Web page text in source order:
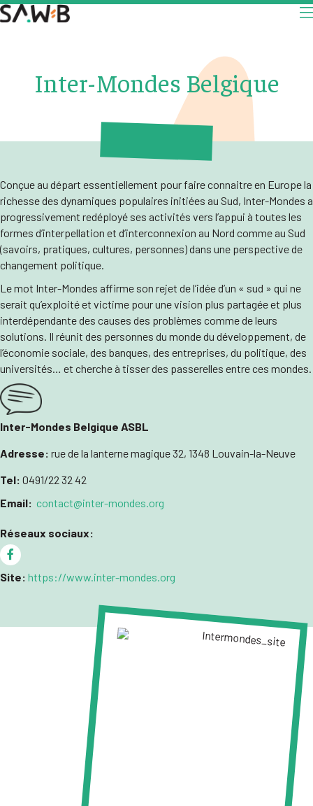
Inter-Mondes Belgique
Conçue au départ essentiellement pour faire connaitre en Europe la
richesse des dynamiques populaires initiées au Sud, Inter-Mondes a
progressivement redéployé ses activités vers l’appui à toutes les
formes d’interpellation et d’interconnexion au Nord comme au Sud
(savoirs, pratiques, cultures, personnes) dans une perspective de
changement politique.
Le mot Inter-Mondes affirme son rejet de l’idée d’un « sud » qui ne
serait qu’exploité et victime pour une vision plus partagée et plus
interdépendante des causes des problèmes comme de leurs
solutions. Il réunit des personnes du monde du développement, de
l’économie sociale, des banques, des entreprises, du politique, des
universités… et cherche à tisser des passerelles entre ces mondes.
Inter-Mondes Belgique ASBL
Adresse: rue de la lanterne magique 32, 1348 Louvain-la-Neuve
Tel: 0491/22 32 42
Email: contact@inter-mondes.org
Réseaux sociaux:
Site: https://www.inter-mondes.org